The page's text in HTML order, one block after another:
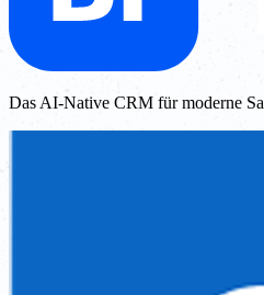
Das AI-Native CRM für moderne